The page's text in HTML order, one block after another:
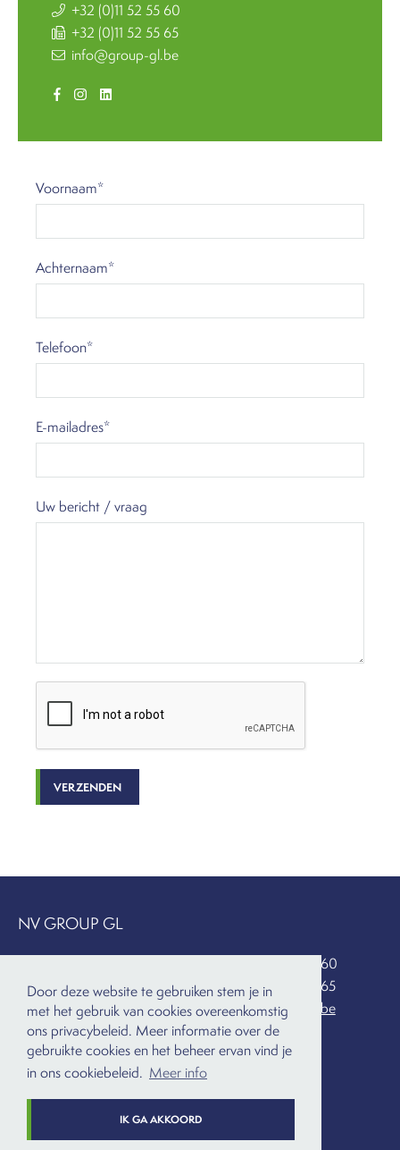
Door deze website te gebruiken stem je in
met het gebruik van cookies overeenkomstig
ons privacybeleid. Meer informatie over de
gebruikte cookies en het beheer ervan vind je
in ons cookiebeleid. Meer info
IK GA AKKOORD
+32 (0)11 52 55 60
+32 (0)11 52 55 65
info@group-gl.be
Voornaam*
Achternaam*
Telefoon*
E-mailadres*
Uw bericht / vraag
VERZENDEN
NV GROUP GL
3530 Houthalen
België
Bekijk op kaart
+32 (0)11 52 55 60
+32 (0)11 52 55 65
info@group-gl.be